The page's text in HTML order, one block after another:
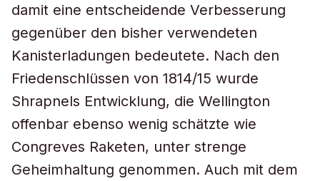
damit eine entscheidende Verbesserung
gegenüber den bisher verwendeten
Kanisterladungen bedeutete. Nach den
Friedenschlüssen von 1814/15 wurde
Shrapnels Entwicklung, die Wellington
offenbar ebenso wenig schätzte wie
Congreves Raketen, unter strenge
Geheimhaltung genommen. Auch mit dem